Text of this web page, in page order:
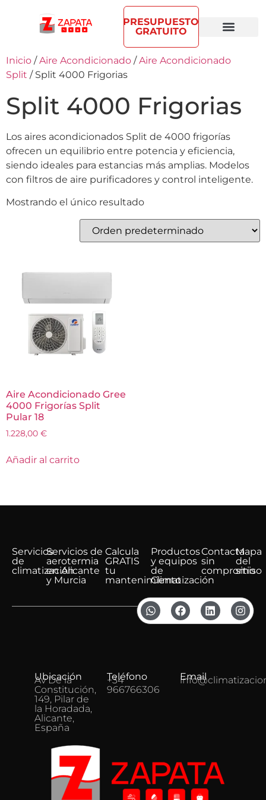
PRESUPUESTO
GRATUITO
Inicio /Aire Acondicionado /Aire Acondicionado
Split / Split 4000 Frigorias
Split 4000 Frigorias
Los aires acondicionados Split de 4000 frigorías
ofrecen un equilibrio entre potencia y eficiencia,
siendo ideales para estancias más amplias. Modelos
con filtros de aire purificadores y control inteligente.
Mostrando el único resultado
Aire Acondicionado Gree
4000 Frigorías Split
Pular 18
1.228,00 €
Añadir al carrito
Servicios
de
climatización
Servicios de
aerotermia
en Alicante
y Murcia
Calcula
GRATIS
tu
mantenimiento
Productos
y equipos
de
Climatización
Contacta
sin
compromiso
Mapa
del
sitio
Ubicación
Av De la
Constitución,
149, Pilar de
la Horadada,
Alicante,
España
Teléfono
+34
966766306
Email